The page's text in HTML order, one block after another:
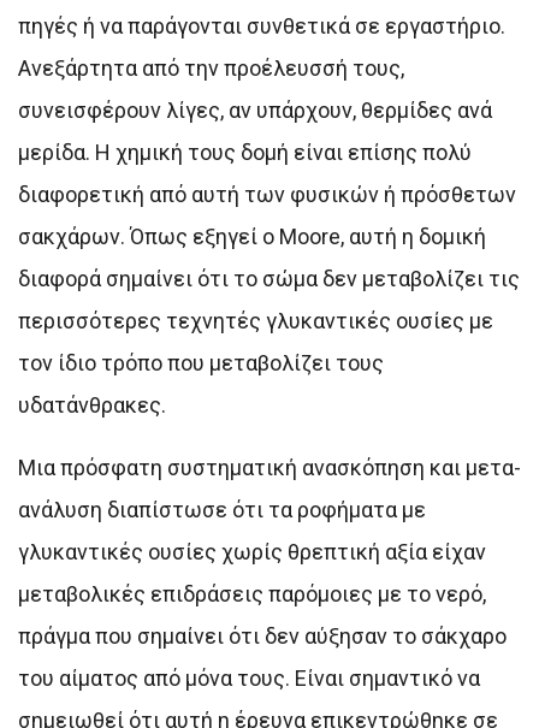
πηγές ή να παράγονται συνθετικά σε εργαστήριο.
Ανεξάρτητα από την προέλευσσή τους,
συνεισφέρουν λίγες, αν υπάρχουν, θερμίδες ανά
μερίδα. Η χημική τους δομή είναι επίσης πολύ
διαφορετική από αυτή των φυσικών ή πρόσθετων
σακχάρων. Όπως εξηγεί ο Moore, αυτή η δομική
διαφορά σημαίνει ότι το σώμα δεν μεταβολίζει τις
περισσότερες τεχνητές γλυκαντικές ουσίες με
τον ίδιο τρόπο που μεταβολίζει τους
υδατάνθρακες.
Μια πρόσφατη συστηματική ανασκόπηση και μετα-
ανάλυση διαπίστωσε ότι τα ροφήματα με
γλυκαντικές ουσίες χωρίς θρεπτική αξία είχαν
μεταβολικές επιδράσεις παρόμοιες με το νερό,
πράγμα που σημαίνει ότι δεν αύξησαν το σάκχαρο
του αίματος από μόνα τους. Είναι σημαντικό να
σημειωθεί ότι αυτή η έρευνα επικεντρώθηκε σε